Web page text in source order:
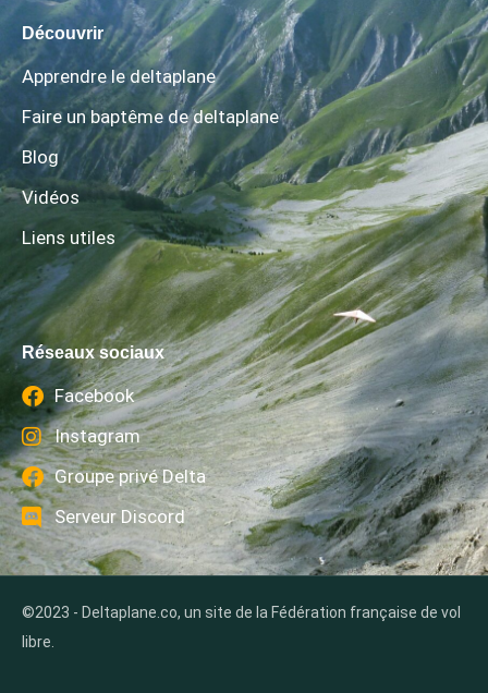
Découvrir
Apprendre le deltaplane
Faire un baptême de deltaplane
Blog
Vidéos
Liens utiles
Réseaux sociaux
Facebook
Instagram
Groupe privé Delta
Serveur Discord
©2023 - Deltaplane.co, un site de la Fédération française de vol
libre.